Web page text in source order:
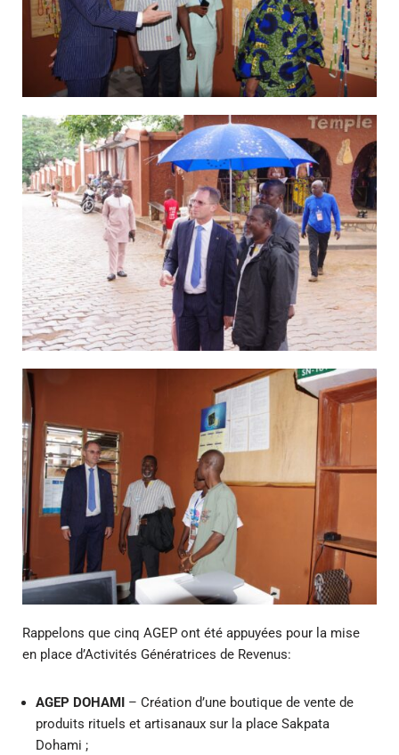
Rappelons que cinq AGEP ont été appuyées pour la mise
en place d’Activités Génératrices de Revenus:
AGEP DOHAMI
– Création d’une boutique de vente de
produits rituels et artisanaux sur la place Sakpata
Dohami ;